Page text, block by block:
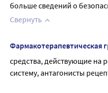
больше сведений о
Свернуть
Фармакотерапевтическая
средства, действующие на
систему, антагонисты